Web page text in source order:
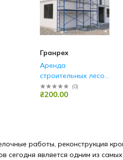
Гранрех
Аренда
строительных лесов
Бровары (0)
₴200.00
работы, реконструкция
сегодня является одним из